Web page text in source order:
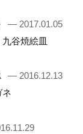
— 2017.01.05
谷焼絵皿
— 2016.12.13
ネ